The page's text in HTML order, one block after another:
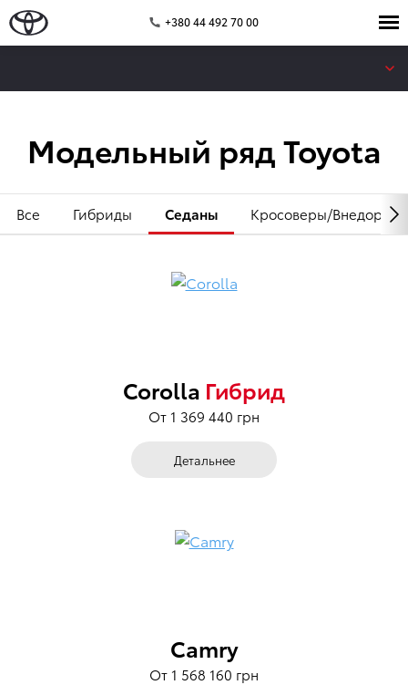
+380 44 492 70 00
Модельный ряд Toyota
Все Гибриды Седаны Кросоверы/
Corolla Гибрид
От 1 369 440 грн
Детальнее
Camry
От 1 568 160 грн